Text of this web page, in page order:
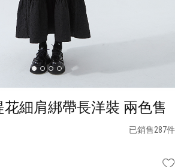
細肩綁帶長洋裝 兩色售
已銷售287件